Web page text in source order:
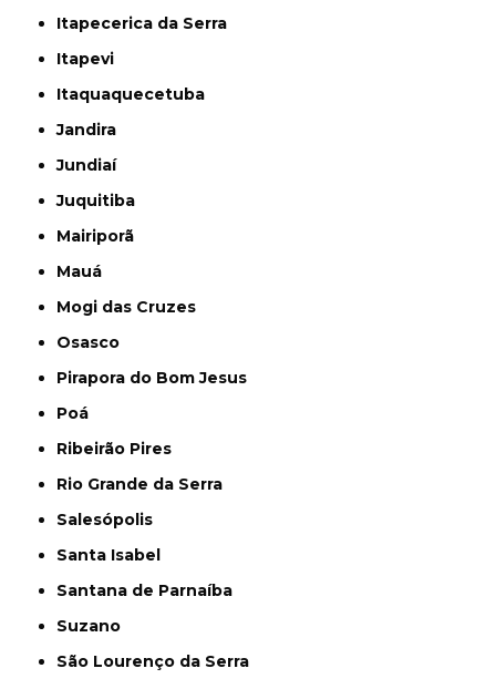
Itapecerica da Serra
Itapevi
Itaquaquecetuba
Jandira
Jundiaí
Juquitiba
Mairiporã
Mauá
Mogi das Cruzes
Osasco
Pirapora do Bom Jesus
Poá
Ribeirão Pires
Rio Grande da Serra
Salesópolis
Santa Isabel
Santana de Parnaíba
Suzano
São Lourenço da Serra